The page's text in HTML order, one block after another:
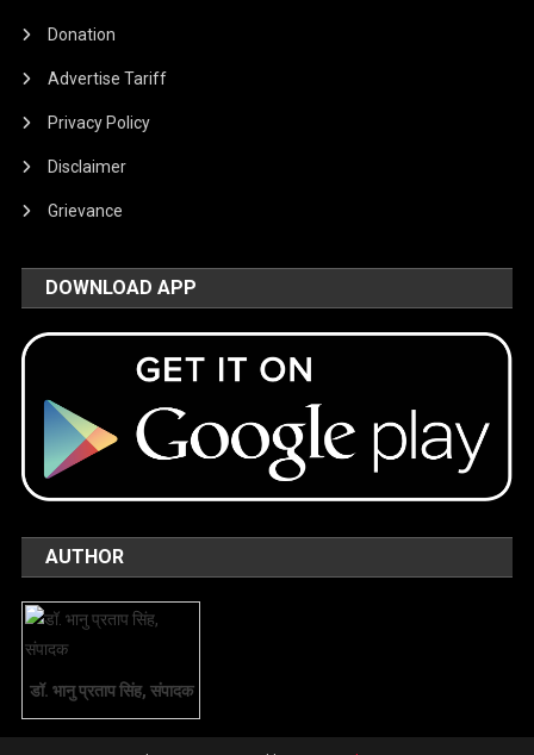
Donation
Advertise Tariff
Privacy Policy
Disclaimer
Grievance
DOWNLOAD APP
AUTHOR
डॉ. भानु प्रताप सिंह, संपादक